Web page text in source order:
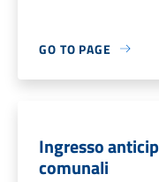
GO TO PAGE
Ingresso
comunali